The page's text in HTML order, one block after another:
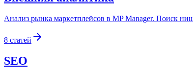
Анализ рынка маркетплейсов в MP Manager. Поиск
8 статей
SEO